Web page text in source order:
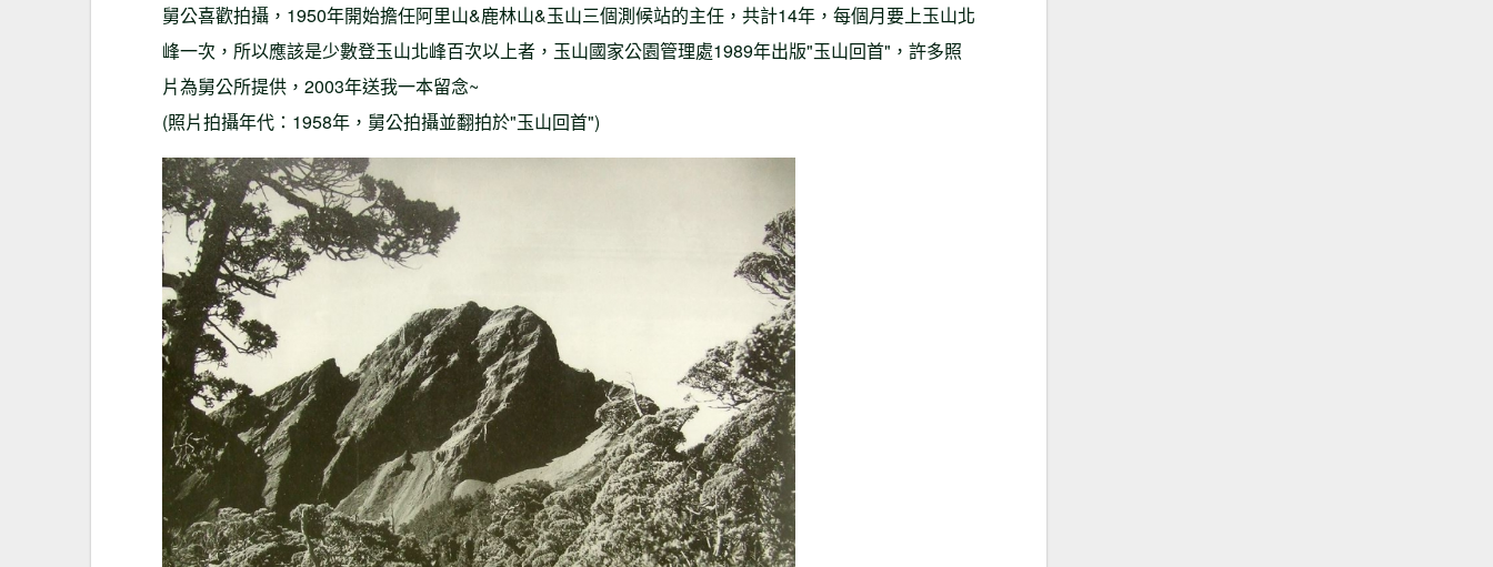
舅公喜歡拍攝，1950年開始擔任阿里山&鹿林山&玉山三個測候站的主任，共計14年，每個月要上玉山北
峰一次，所以應該是少數登玉山北峰百次以上者，玉山國家公園管理處1989年出版"玉山回首"，許多照
片為舅公所提供，2003年送我一本留念~
(照片拍攝年代：1958年，舅公拍攝並翻拍於"玉山回首")